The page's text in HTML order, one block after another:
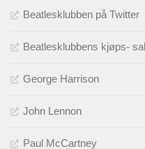
Beatlesklubben på Twitter
Beatlesklubbens kjøps-
George Harrison
John Lennon
Paul McCartney